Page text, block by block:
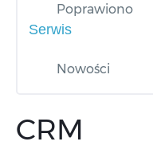
Poprawiono
Serwis
Nowości
CRM